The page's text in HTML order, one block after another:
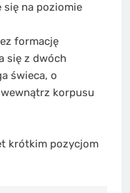
się na poziomie
formację
się z dwóch
świeca, o
korpusu
krótkim pozycjom